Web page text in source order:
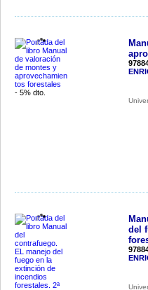
- 5% dto.
del